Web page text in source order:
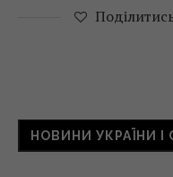
НОВИНИ УКРАЇНИ І